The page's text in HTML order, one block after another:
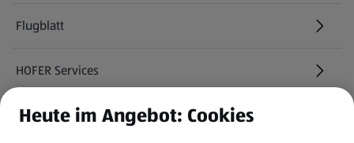
Flugblatt
HOFER Services
Newsletter
Heute im Angebot: Cookies